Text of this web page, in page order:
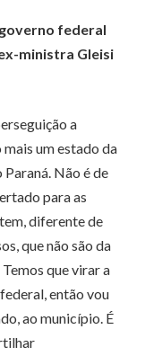
federal
ministra Gleisi
a
um estado da
Não é de
para as
diferente de
que não são da
que virar a
então vou
ao município. É